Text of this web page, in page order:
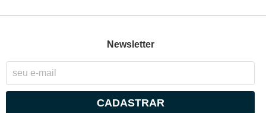
Newsletter
CADASTRAR